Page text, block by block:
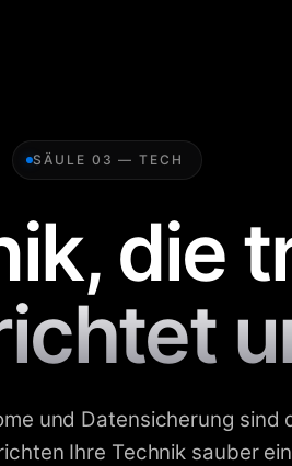
SÄULE 03 — TECH
die
und Datensicherung sind
Ihre Technik sauber